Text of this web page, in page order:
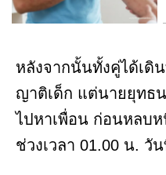
หลังจากนั้นทั้งคู่ได้เดิ
ญาติเด็ก แต่นายยุทธ
ไปหาเพื่อน ก่อนหลบห
ช่วงเวลา 01.00 น. วั